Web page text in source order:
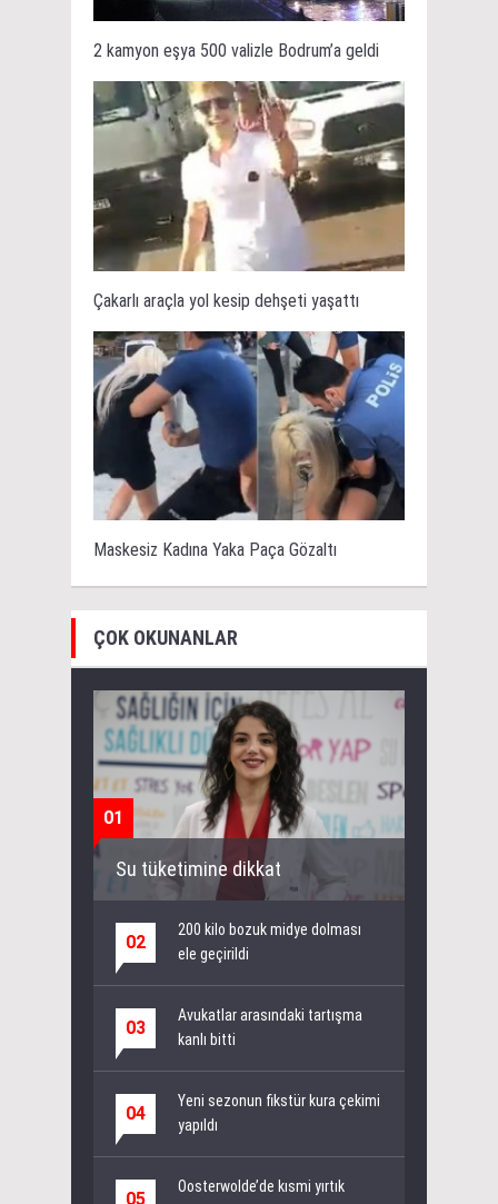
2 kamyon eşya 500 valizle Bodrum’a geldi
Çakarlı araçla yol kesip dehşeti yaşattı
Maskesiz Kadına Yaka Paça Gözaltı
ÇOK OKUNANLAR
01
Su tüketimine dikkat
02
200 kilo bozuk midye dolması
ele geçirildi
03
Avukatlar arasındaki tartışma
kanlı bitti
04
Yeni sezonun fikstür kura çekimi
yapıldı
05
Oosterwolde’de kısmi yırtık